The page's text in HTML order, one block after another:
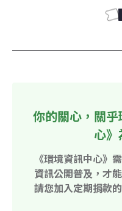
你的關心，關
心
《環境資訊中心》
資訊公開普及，才
請您加入定期捐款